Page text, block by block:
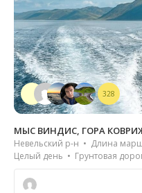
328
МЫС ВИНДИС, ГОРА
Невельский р-н • Длина
Целый день • Грунтовая